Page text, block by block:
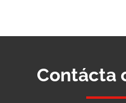
Contácta